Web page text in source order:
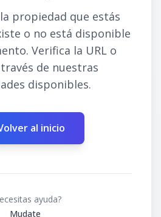
propiedad que estás
o no está disponible
Verifica la URL o
de nuestras
disponibles.
al inicio
ayuda?
Mudate